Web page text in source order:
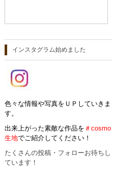
インスタグラム始めました
色々な情報や写真をＵＰしていきま
す。
出来上がった素敵な作品を ＃cosmo
生地でご紹介してください！
たくさんの投稿・フォローお待ちし
ています！